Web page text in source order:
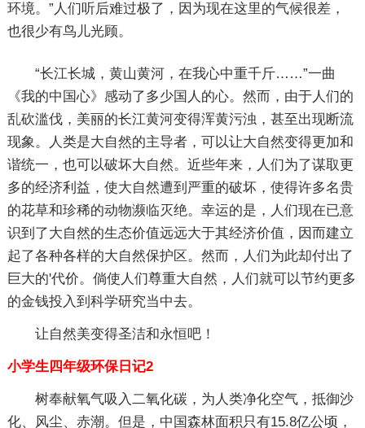
环境。”人们听后难过极了，因为现在这里的气候很差，
也很少有鸟儿光顾。
“长江长城，黄山黄河，在我心中重千斤……”一曲
《我的中国心》感动了多少国人的心。然而，由于人们的
乱砍滥伐，美丽的长江黄河变得浑黄污浊，甚至出现断流
现象。人类是大自然的主导者，可以让大自然变得更加和
谐统一，也可以破坏大自然。近些年来，人们为了谋取更
多的经济利益，使大自然遭到严重的破坏，使得许多名贵
的花草和珍稀的动物濒临灭绝。幸运的是，人们现在已意
识到了大自然的生态价值远远大于其经济价值，因而建立
起了各种各样的大自然保护区。然而，人们为此却付出了
巨大的'代价。倘使人们尊重大自然，人们就可以节约更多
的金钱投入到科学研究当中去。
让自然美变得圣洁和永恒吧！
小学生四年级环保日记2
树奉献氧气吸入二氧化碳，为人类净化空气，抵御沙
化、风尘、赤潮。但是，中国森林面积只有15.8亿公顷，